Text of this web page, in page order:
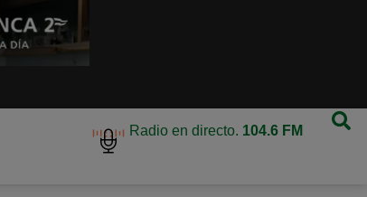
Radio en directo. 104.6 FM